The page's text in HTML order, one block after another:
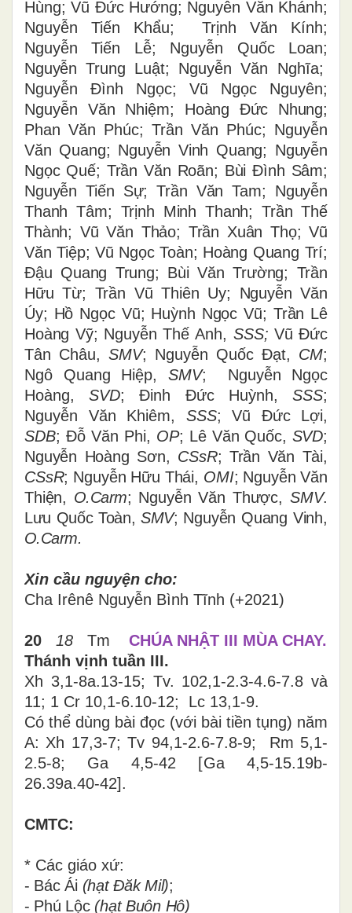
Hùng;Vũ Đức Hướng; Nguyễn Văn Khánh;
Nguyễn Tiến Khẩu; Trịnh Văn Kính;
Nguyễn Tiến Lễ; Nguyễn Quốc Loan;
Nguyễn Trung Luật; Nguyễn Văn Nghĩa;
Nguyễn Đình Ngọc; Vũ Ngọc Nguyên;
Nguyễn Văn Nhiệm; Hoàng Đức Nhung;
Phan Văn Phúc; Trần Văn Phúc; Nguyễn
Văn Quang; Nguyễn Vinh Quang; Nguyễn
Ngọc Quế; Trần Văn Roãn; Bùi Đình Sâm;
Nguyễn Tiến Sự; Trần Văn Tam; Nguyễn
Thanh Tâm; Trịnh Minh Thanh; Trần Thế
Thành; Vũ Văn Thảo; Trần Xuân Thọ; Vũ
Văn Tiệp; Vũ Ngọc Toàn; Hoàng Quang Trí;
Đậu Quang Trung; Bùi Văn Trường; Trần
Hữu Từ; Trần Vũ Thiên Uy; Nguyễn Văn
Úy; Hồ Ngọc Vũ; Huỳnh Ngọc Vũ; Trần Lê
Hoàng Vỹ; Nguyễn Thế Anh, SSS;Vũ Đức
Tân Châu,SMV; Nguyễn Quốc Đạt, CM;
Ngô Quang Hiệp, SMV; Nguyễn Ngọc
Hoàng,SVD; Đinh Đức Huỳnh,SSS;
Nguyễn Văn Khiêm, SSS; Vũ Đức Lợi,
SDB; Đỗ Văn Phi, OP; Lê Văn Quốc, SVD;
Nguyễn Hoàng Sơn, CSsR; Trần Văn Tài,
CSsR; Nguyễn Hữu Thái, OMI; Nguyễn Văn
Thiện, O.Carm; Nguyễn Văn Thược, SMV.
Lưu Quốc Toàn, SMV; Nguyễn Quang Vinh,
O.Carm.
Xin cầu nguyện cho:
ChaIrênê Nguyễn Bình Tĩnh (+2021)
20 18 Tm CHÚA NHẬT III MÙA CHAY.
Thánh vịnh tuần III.
Xh 3,1-8a.13-15; Tv. 102,1-2.3-4.6-7.8 và
11; 1 Cr 10,1-6.10-12; Lc 13,1-9.
Có thể dùng bài đọc (với bài tiền tụng) năm
A: Xh 17,3-7; Tv 94,1-2.6-7.8-9; Rm 5,1-
2.5-8; Ga 4,5-42
[Ga 4,5-15.19b-
26.39a.40-42].
CMTC:
* Các giáo xứ:
- Bác Ái (hạt Đăk Mil);
- Phú Lộc (hạt Buôn Hô)